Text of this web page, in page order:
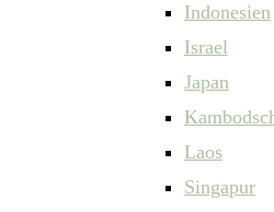
Indonesien
Israel
Japan
Laos
Singapur